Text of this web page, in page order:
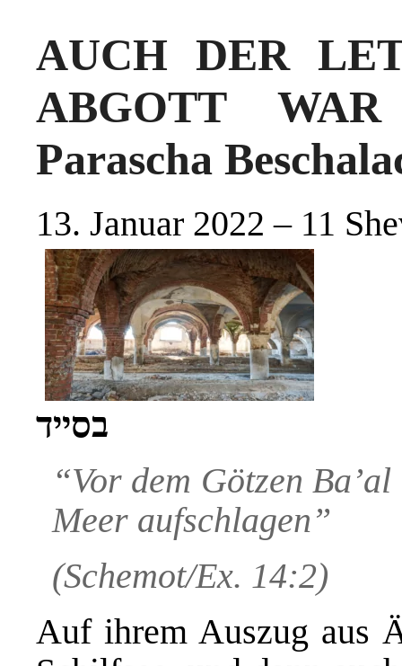
AUCH DER
ABGOTT
Parascha
13. Januar 2022 – 11
בסייד
“Vor dem Götzen
Meer aufschlagen”
(Schemot/Ex. 14:2)
Auf ihrem Auszug aus